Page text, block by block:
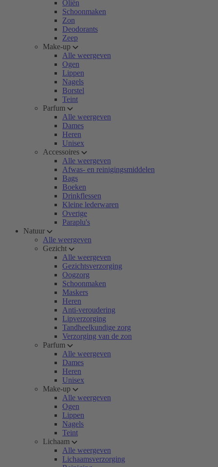
Oliën
Schoonmaken
Zon
Deodorants
Zeep
Make-up
Alle weergeven
Ogen
Lippen
Nagels
Borstel
Teint
Parfum
Alle weergeven
Dames
Heren
Unisex
Accessoires
Alle weergeven
Afwas- en reinigingsmiddelen
Bags
Boeken
Drinkflessen
Kleine lederwaren
Overige
Paraplu's
Natuur
Alle weergeven
Gezicht
Alle weergeven
Gezichtsverzorging
Oogzorg
Schoonmaken
Maskers
Heren
Anti-veroudering
Lipverzorging
Tandheelkundige zorg
Verzorging van de zon
Parfum
Alle weergeven
Dames
Heren
Unisex
Make-up
Alle weergeven
Ogen
Lippen
Nagels
Teint
Lichaam
Alle weergeven
Lichaamsverzorging